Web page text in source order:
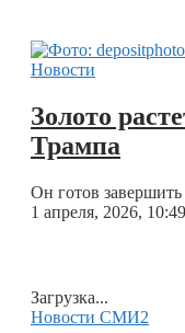
Новости
Золото
Трампа
Он готов
1 апреля, 2026, 10:49
Загрузка...
Новости СМИ2